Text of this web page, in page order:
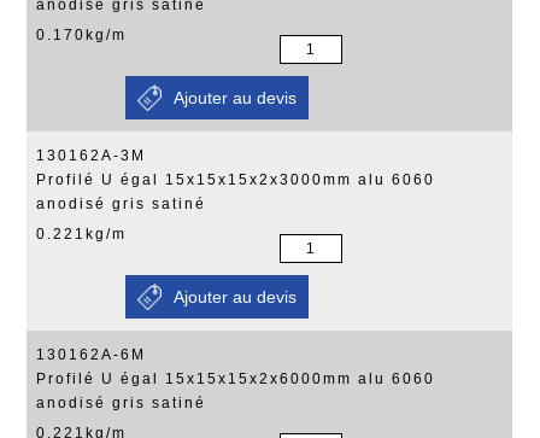
anodisé gris satiné
0.170kg/m
130162A-3M
Profilé U égal 15x15x15x2x3000mm alu 6060
anodisé gris satiné
0.221kg/m
130162A-6M
Profilé U égal 15x15x15x2x6000mm alu 6060
anodisé gris satiné
0.221kg/m